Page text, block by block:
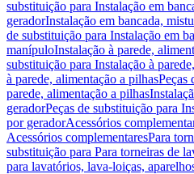
substituição para Instalação em
geradorInstalação em bancada,
de substituição para Instalação em
manípuloInstalação à parede,
substituição para Instalação à
à parede, alimentação a pilhasPeças
parede, alimentação a pilhas
geradorPeças de substituição para
por geradorAcessórios
Acessórios complementaresPara
substituição para Para torneiras de
para lavatórios, lava-loiças,